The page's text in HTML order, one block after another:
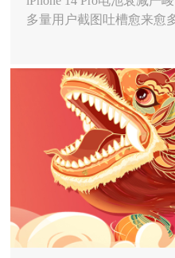
多量用户截图吐槽愈来愈